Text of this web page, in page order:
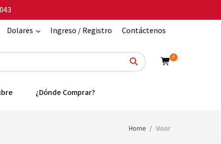
Dolares
Ingreso / Registro Contáctenos
0
¿Dónde Comprar?
Home Visor